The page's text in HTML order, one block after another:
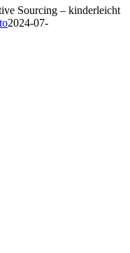
Sourcing – kinderleicht
2024-07-